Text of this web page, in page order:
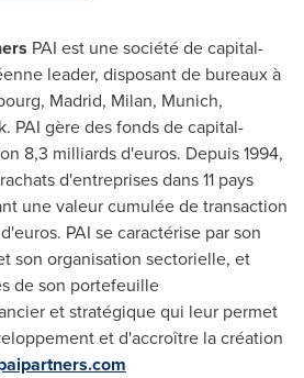
PAI est une société de capital-
leader, disposant de bureaux à
, Madrid, Milan, Munich,
. PAI gère des fonds de capital-
8,3 milliards d'euros. Depuis 1994,
d'entreprises dans 11 pays
une valeur cumulée de transaction
PAI se caractérise par son
son organisation sectorielle, et
de son portefeuille
et stratégique qui leur permet
et d'accroître la création